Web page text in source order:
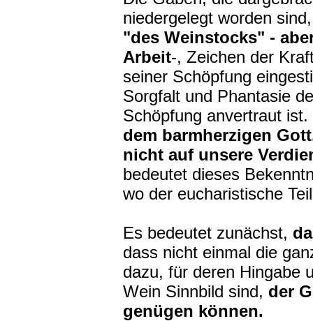
niedergelegt worden
"des Weinstocks" ‑
Arbeit‑, Zeichen der
seiner Schöpfung
Sorgfalt und Phantasie
Schöpfung anvertraut ist.
dem barmherzigen
nicht auf unsere
bedeutet dieses
wo der eucharistische
Es bedeutet zunächst,
dass nicht einmal die
dazu, für deren Hingabe
Wein Sinnbild sind, der
genügen können.